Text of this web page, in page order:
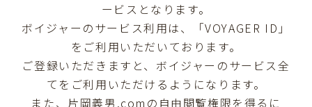
ービスとなります。
ボイジャーのサービス利用は、「VOYAGER ID」
をご利用いただいております。
ご登録いただきますと、ボイジャーのサービス全
てをご利用いただけるようになります。
また、片岡義男.comの自由閲覧権限を得るに